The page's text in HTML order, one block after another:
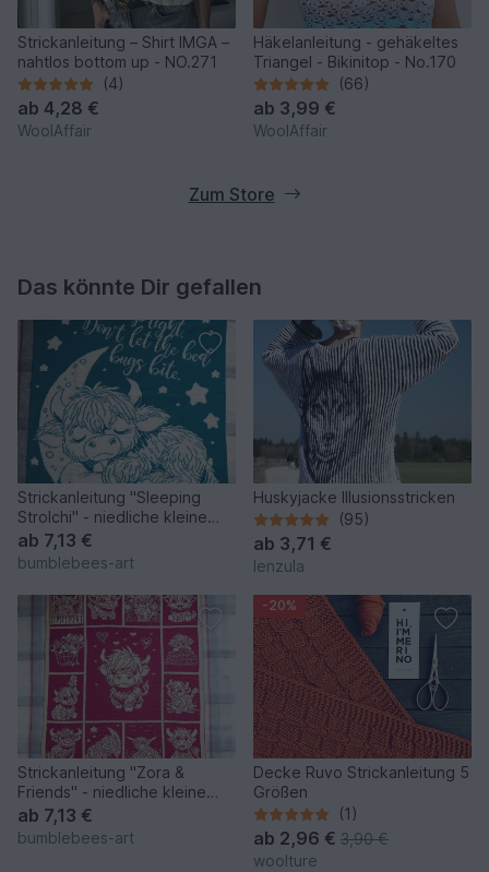
Strickanleitung – Shirt IMGA –
nahtlos bottom up - NO.271
(4)
ab 4,28 €
WoolAffair
Häkelanleitung - gehäkeltes
Triangel - Bikinitop - No.170
(66)
ab 3,99 €
WoolAffair
Zum Store
Das könnte Dir gefallen
Strickanleitung "Sleeping
Strolchi" - niedliche kleine
Doubleface-Decke
ab 7,13 €
bumblebees-art
Huskyjacke Illusionsstricken
(95)
ab 3,71 €
lenzula
Strickanleitung "Zora &
Friends" - niedliche kleine
Doubleface-Decke
ab 7,13 €
bumblebees-art
-20%
Decke Ruvo Strickanleitung 5
Größen
(1)
ab 2,96 € 3,90 €
woolture